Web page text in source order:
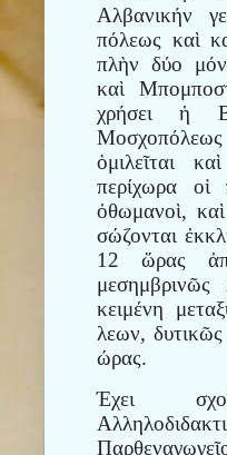
Αλβανικήν
πόλεως καὶ
πλὴν δύο
καὶ
χρήσει ἡ
ὁμιλεῖται
περίχωρα οἱ
ὀθωμανοὶ,
σώζονται
12 ὥρας
κειμένη
λεων,
ώρας.
Έχει